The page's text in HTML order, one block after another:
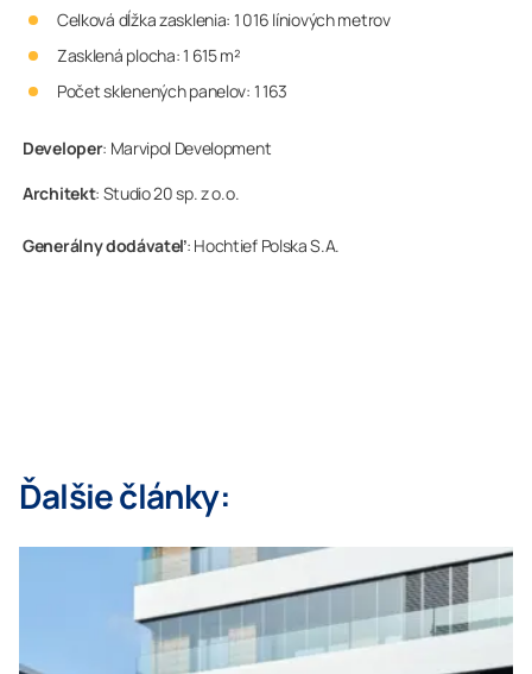
Celková dĺžka zasklenia: 1 016 líniových metrov
Zasklená plocha: 1 615 m²
Počet sklenených panelov: 1 163
Developer: Marvipol Development
Architekt: Studio 20 sp. z o.o.
Generálny dodávateľ: Hochtief Polska S.A.
Ďalšie články: